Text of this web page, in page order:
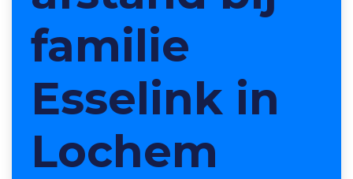
familie
Esselink in
Lochem